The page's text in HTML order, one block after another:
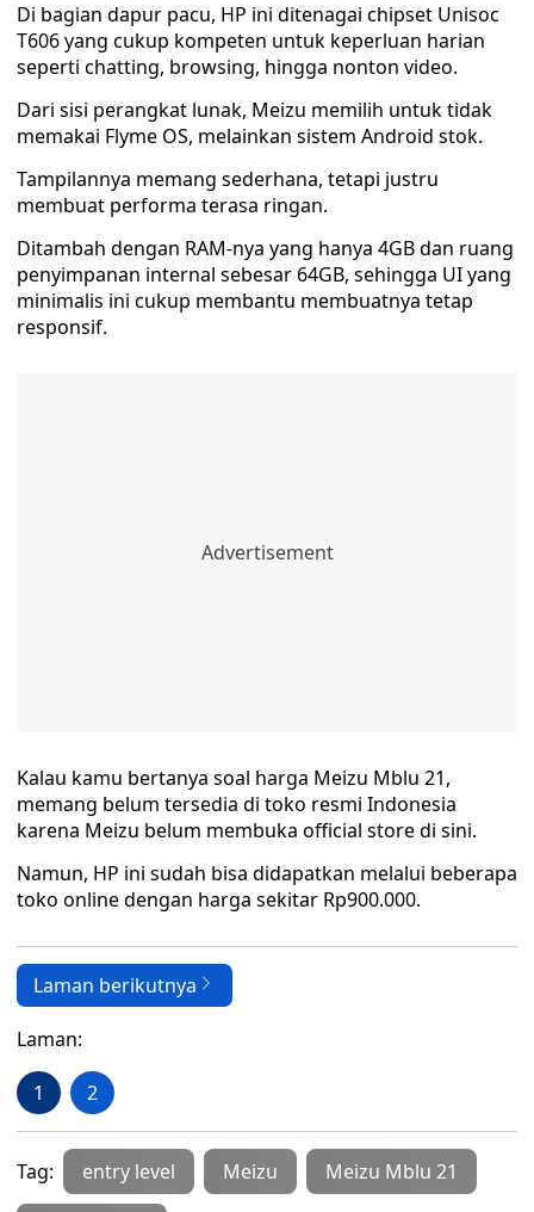
Di bagian dapur pacu, HP ini ditenagai chipset Unisoc
T606 yang cukup kompeten untuk keperluan harian
seperti chatting, browsing, hingga nonton video.
Dari sisi perangkat lunak, Meizu memilih untuk tidak
memakai Flyme OS, melainkan sistem Android stok.
Tampilannya memang sederhana, tetapi justru
membuat performa terasa ringan.
Ditambah dengan RAM-nya yang hanya 4GB dan ruang
penyimpanan internal sebesar 64GB, sehingga UI yang
minimalis ini cukup membantu membuatnya tetap
responsif.
Kalau kamu bertanya soal harga Meizu Mblu 21,
memang belum tersedia di toko resmi Indonesia
karena Meizu belum membuka official store di sini.
Namun, HP ini sudah bisa didapatkan melalui beberapa
toko online dengan harga sekitar Rp900.000.
Laman berikutnya
Laman:
1 2
Tag: entry level Meizu Meizu Mblu 21